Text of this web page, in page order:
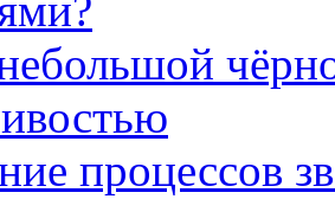
процессов